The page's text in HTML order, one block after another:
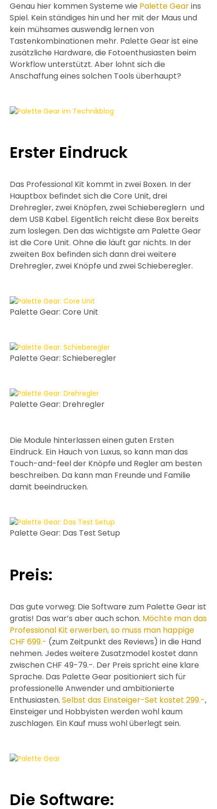
Genau hier kommen Systeme wie Palette Gearins
Spiel. Kein ständiges hin und her mit der Maus und
kein mühsames auswendig lernen von
Tastenkombinationen mehr. Palette Gear ist eine
zusätzliche Hardware, die Fotoenthusiasten beim
Workflow unterstützt. Aber lohnt sich die
Anschaffung eines solchen Tools überhaupt?
Erster Eindruck
Das Professional Kit kommt in zwei Boxen. In der
Hauptbox befindet sich die Core Unit, drei
Drehregler, zwei Knöpfen, zwei Schiebereglern und
dem USB Kabel. Eigentlich reicht diese Box bereits
zum loslegen. Den das wichtigste am Palette Gear
ist die Core Unit. Ohne die läuft gar nichts. In der
zweiten Box befinden sich dann drei weitere
Drehregler, zwei Knöpfe und zwei Schieberegler.
Palette Gear: Core Unit
Palette Gear: Schieberegler
Palette Gear: Drehregler
Die Module hinterlassen einen guten Ersten
Eindruck. Ein Hauch von Luxus, so kann man das
Touch-and-feel der Knöpfe und Regler am besten
beschreiben. Da kann man Freunde und Familie
damit beeindrucken.
Palette Gear: Das Test Setup
Preis:
Das gute vorweg: Die Software zum Palette Gear ist
gratis! Das war’s aber auch schon. Möchte man das
Professional Kit erwerben, so muss man happige
CHF 699.- (zum Zeitpunkt des Reviews) in die Hand
nehmen. Jedes weitere Zusatzmodel kostet dann
zwischen CHF 49-79.-. Der Preis spricht eine klare
Sprache. Das Palette Gear positioniert sich für
professionelle Anwender und ambitionierte
Enthusiasten. Selbst das Einsteiger-Set kostet 299.-,
Einsteiger und Hobbyisten werden wohl kaum
zuschlagen. Ein Kauf muss wohl überlegt sein.
Die Software: